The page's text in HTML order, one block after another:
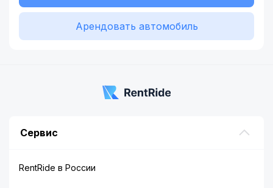
Арендовать автомобиль
Сервис
RentRide в России